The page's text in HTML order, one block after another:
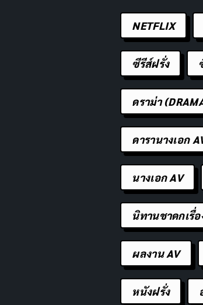
NETFLIX
ซีรีส์ฝรั่ง
ดราม่า
ดารานางเอก
นางเอก AV
นิทานชาดกเรื่
ผลงาน AV
หนังฝรั่ง